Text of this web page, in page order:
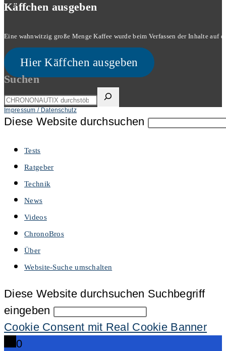
Käffchen ausgeben
Eine wahnwitzig große Menge Kaffee wurde beim Verfassen der Inhalte auf
Hier Käffchen ausgeben
Suchen
Impressum / Datenschutz
Diese Website durchsuchen
Tests
Ratgeber
Technik
News
Videos
ChronoBros
Über
Website-Suche umschalten
Diese Website durchsuchen Suchbegriff
eingeben
Cookie Consent mit Real Cookie Banner
0